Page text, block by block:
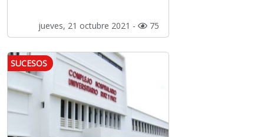
jueves, 21 octubre 2021 - 75
SUCESOS